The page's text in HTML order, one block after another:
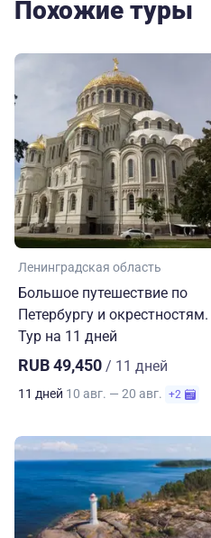
Похожие туры
Ленинградская область
Большое путешествие по
Петербургу и окрестностям.
Тур на 11 дней
RUB 49,450 / 11 дней
11 дней 10 авг. — 20 авг. +2